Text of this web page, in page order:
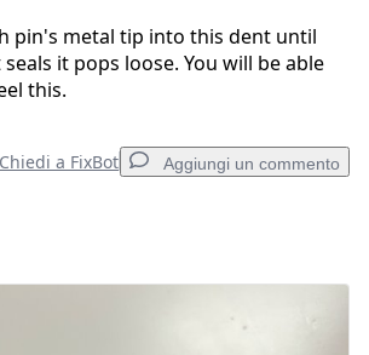
pin's metal tip into this dent until
it pops loose. You will be able
this.
Chiedi a FixBot Aggiungi un commento